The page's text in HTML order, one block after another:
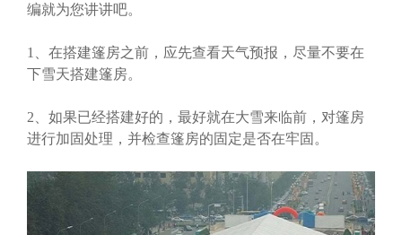
编就为您讲讲吧。
1、在搭建篷房之前，应先查看天气预报，尽量不要在
下雪天搭建篷房。
2、如果已经搭建好的，最好就在大雪来临前，对篷房
进行加固处理，并检查篷房的固定是否在牢固。